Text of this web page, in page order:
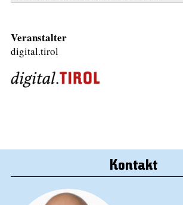
Veranstalter
digital.tirol
Kontakt